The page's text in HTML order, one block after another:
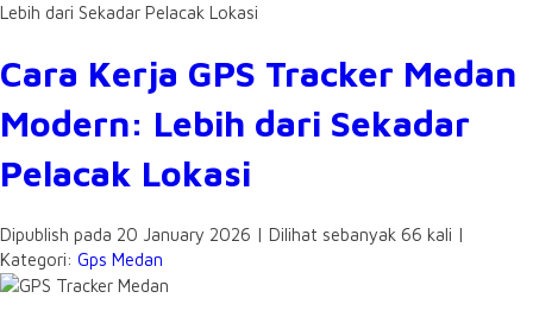
Lebih dari Sekadar Pelacak Lokasi
Cara Kerja GPS Tracker Medan
Modern: Lebih dari Sekadar
Pelacak Lokasi
Dipublish pada 20 January 2026 | Dilihat sebanyak 66 kali |
Kategori: Gps Medan